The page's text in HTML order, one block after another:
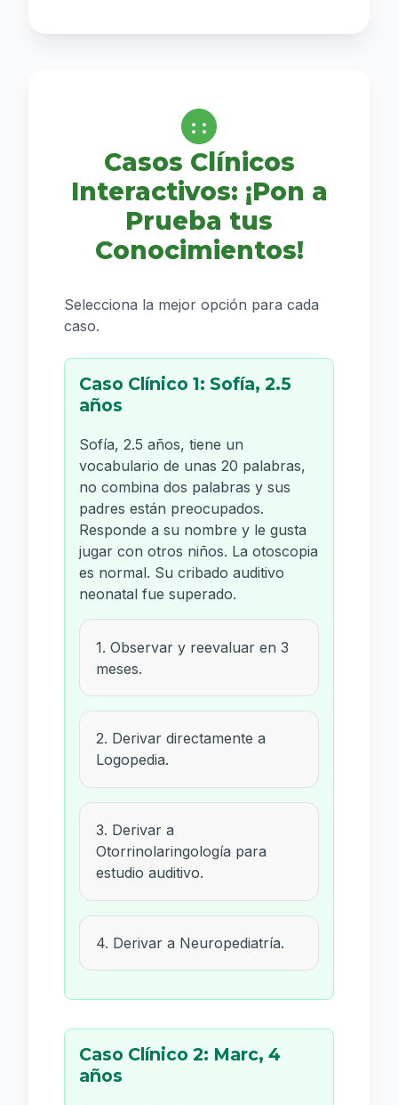
Casos Clínicos
Interactivos: ¡Pon a
Prueba tus
Conocimientos!
Selecciona la mejor opción para cada
caso.
Caso Clínico 1: Sofía, 2.5
años
Sofía, 2.5 años, tiene un
vocabulario de unas 20 palabras,
no combina dos palabras y sus
padres están preocupados.
Responde a su nombre y le gusta
jugar con otros niños. La otoscopia
es normal. Su cribado auditivo
neonatal fue superado.
1. Observar y reevaluar en 3
meses.
2. Derivar directamente a
Logopedia.
3. Derivar a
Otorrinolaringología para
estudio auditivo.
4. Derivar a Neuropediatría.
Caso Clínico 2: Marc, 4
años